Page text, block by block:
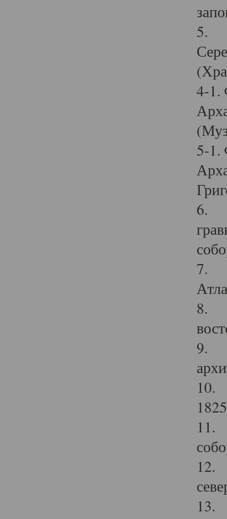
5.
4-1.
5-1.
6.
7.
8.
9.
10.
11.
12.
13.